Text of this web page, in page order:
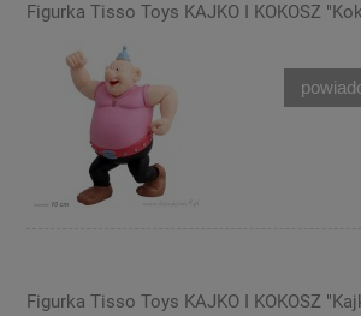
Figurka Tisso Toys KAJKO I KOKOSZ
Figurka Tisso Toys KAJKO I KOKOSZ